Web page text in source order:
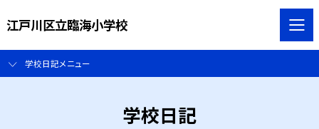
江戸川区立臨海小学校
学校日記メニュー
学校日記